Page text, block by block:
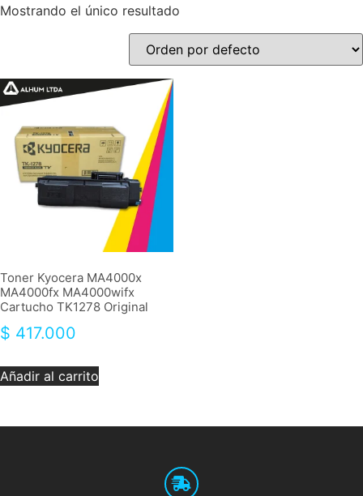
Mostrando el único resultado
Toner Kyocera MA4000x
MA4000fx MA4000wifx
Cartucho TK1278 Original
$ 417.000
Añadir al carrito